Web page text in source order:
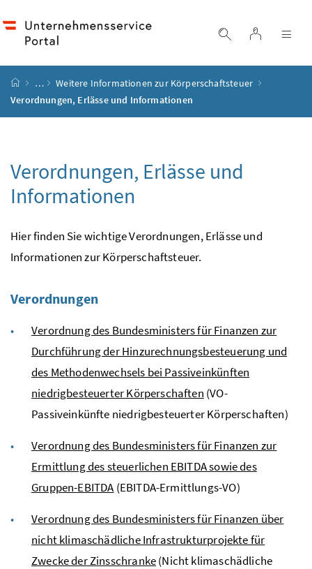
SucheLogin
Startseite
…
Weitere Informationen zur Körperschaftsteuer
Verordnungen, Erlässe und Informationen
Verordnungen, Erlässe und
Informationen
Hier finden Sie wichtige Verordnungen, Erlässe und
Informationen zur Körperschaftsteuer.
Verordnungen
Verordnung des Bundesministers für Finanzen zur
Durchführung der Hinzurechnungsbesteuerung und
des Methodenwechsels bei Passiveinkünften
niedrigbesteuerter Körperschaften (VO-
Passiveinkünfte niedrigbesteuerter Körperschaften)
Verordnung des Bundesministers für Finanzen zur
Ermittlung des steuerlichen EBITDAsowie des
Gruppen-EBITDA (EBITDA-Ermittlungs-VO)
Verordnung des Bundesministers für Finanzen über
nicht klimaschädliche Infrastrukturprojekte für
Zwecke der Zinsschranke(Nicht klimaschädliche